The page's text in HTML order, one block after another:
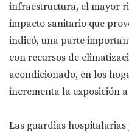
infraestructura, el mayor
impacto sanitario que
indicó, una parte
con recursos de
acondicionado, en los
incrementa la exposición
Las guardias